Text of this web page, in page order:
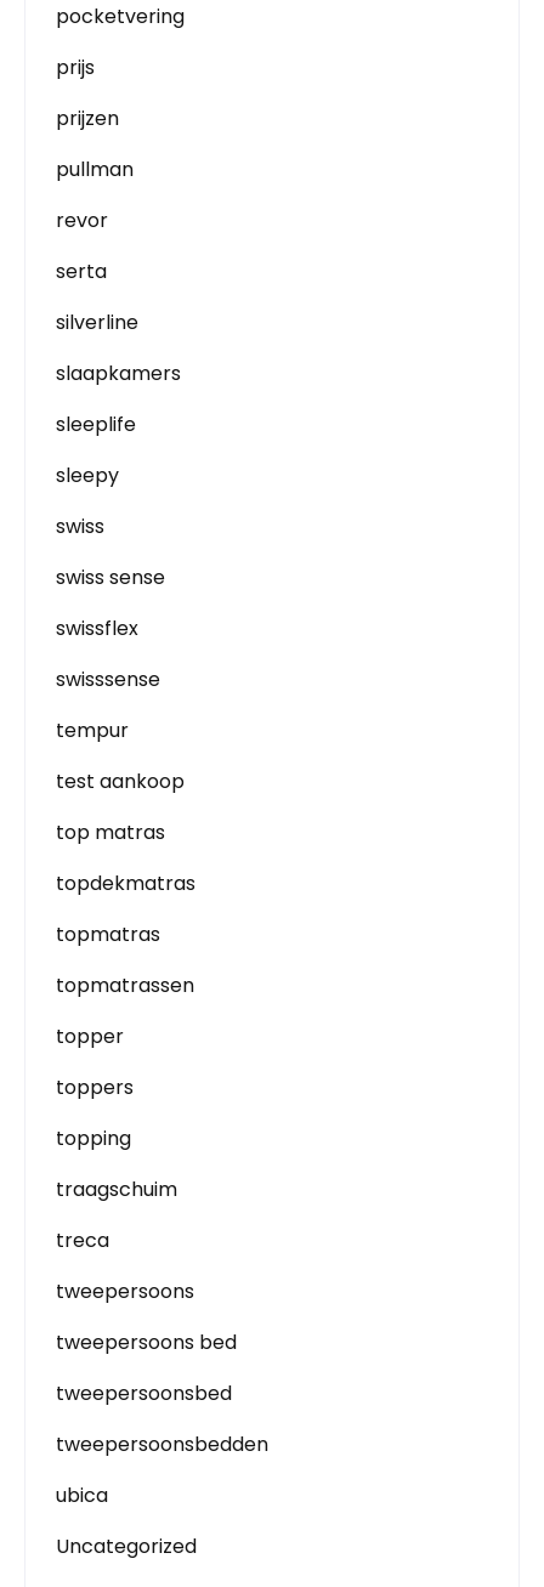
pocketvering
prijs
prijzen
pullman
revor
serta
silverline
slaapkamers
sleeplife
sleepy
swiss
swiss sense
swissflex
swisssense
tempur
test aankoop
top matras
topdekmatras
topmatras
topmatrassen
topper
toppers
topping
traagschuim
treca
tweepersoons
tweepersoons bed
tweepersoonsbed
tweepersoonsbedden
ubica
Uncategorized